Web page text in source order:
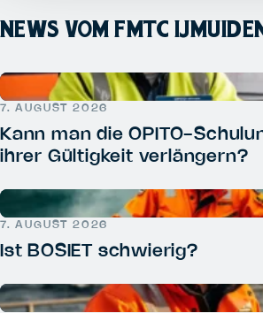
NEWS VOM FMTC
7. AUGUST 2026
Kann man die OPITO-
ihrer Gültigkeit verlängern?
7. AUGUST 2026
Ist BOSIET schwierig?